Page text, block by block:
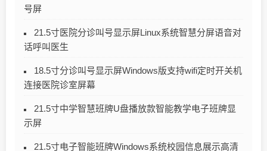
号屏
21.5寸医院分诊叫号显示屏Linux系统智慧分屏语音对
话呼叫医生
18.5寸分诊叫号显示屏Windows版支持wifi定时开关机
连接医院诊室屏幕
21.5寸中学智慧班牌U盘播放款智能教学电子班牌显
示屏
21.5寸电子智能班牌Windows系统校园信息展示高清